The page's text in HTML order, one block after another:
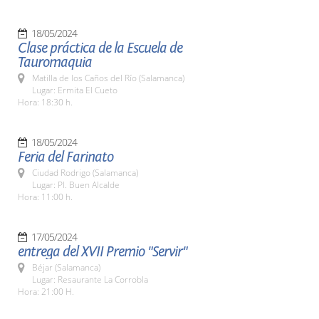
18/05/2024
Clase práctica de la Escuela de
Tauromaquia
Matilla de los Caños del Río (Salamanca)
Lugar: Ermita El Cueto
Hora: 18:30 h.
18/05/2024
Feria del Farinato
Ciudad Rodrigo (Salamanca)
Lugar: Pl. Buen Alcalde
Hora: 11:00 h.
17/05/2024
entrega del XVII Premio "Servir"
Béjar (Salamanca)
Lugar: Resaurante La Corrobla
Hora: 21:00 H.